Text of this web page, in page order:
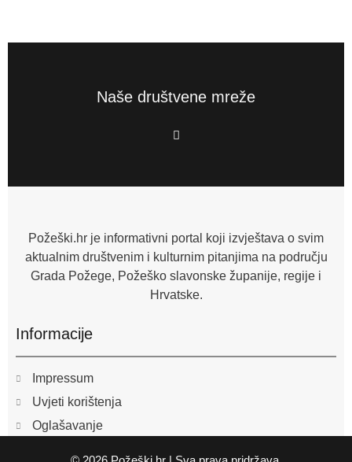
Naše društvene mreže
F
a
o
f
Požeški.hr je informativni portal koji izvještava o svim
aktualnim društvenim i kulturnim pitanjima na području
Grada Požege, Požeško slavonske županije, regije i
Hrvatske.
Informacije
Impressum
Uvjeti korištenja
Oglašavanje